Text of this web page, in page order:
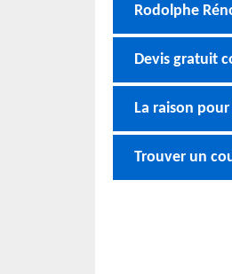
Rodolphe
Devis gratuit
La raison
Trouver un